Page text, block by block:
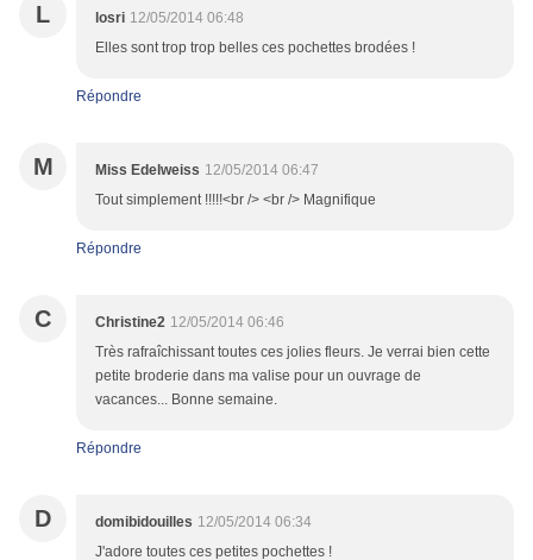
L losri 12/05/2014 06:48
Elles sont trop trop belles ces pochettes brodées !
Répondre
M Miss Edelweiss 12/05/2014 06:47
Tout simplement !!!!!<br /> <br /> Magnifique
Répondre
C Christine2 12/05/2014 06:46
Très rafraîchissant toutes ces jolies fleurs. Je verrai bien cette
petite broderie dans ma valise pour un ouvrage de
vacances... Bonne semaine.
Répondre
D domibidouilles 12/05/2014 06:34
J'adore toutes ces petites pochettes !